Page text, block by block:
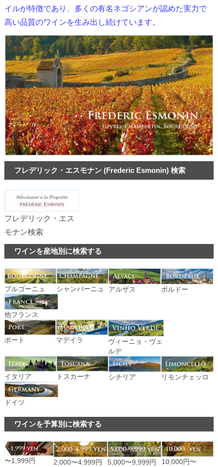
イルが特徴であり、多くの有名ネゴシアンが認めた実力で
高い品質のワインを生み出し続けています。
フレデリック・エスモナン (Frederic Esmonin) 検索
フレデリック・エス
モナン検索
ワインを産地別に検索する
ブルゴーニュ シャンパーニュ アルザス ボルドー
他フランス
ポート マデイラ
ヴィーニョ・ヴェ
ルデ
イタリア トスカーナ シチリア リモンチェッロ
ドイツ
ワインを予算別に検索する
〜1,999円 2,000〜4,999円 5,000〜9,999円 10,000円〜